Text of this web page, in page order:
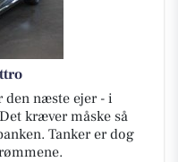
den næste ejer - i
kræver måske så
Tanker er dog